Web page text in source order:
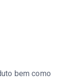
bem como